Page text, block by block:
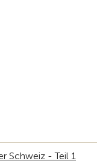
Schweiz - Teil 1